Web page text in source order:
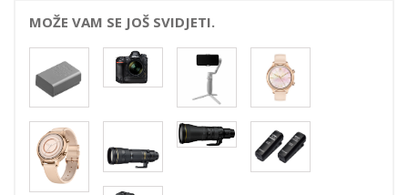
MOŽE VAM SE JOŠ SVIDJETI.